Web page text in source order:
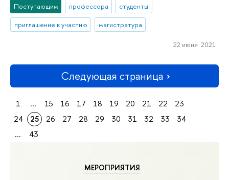
МЕРОПРИЯТИЯ
Поступающим профессора
студенты
приглашение к участию
магистратура
22 июня 2021
Следующая страница
1 ... 15 16 17 18 19 20 21 22
23
24
25 26 27 28 29 30 31 32 33
34
...
43